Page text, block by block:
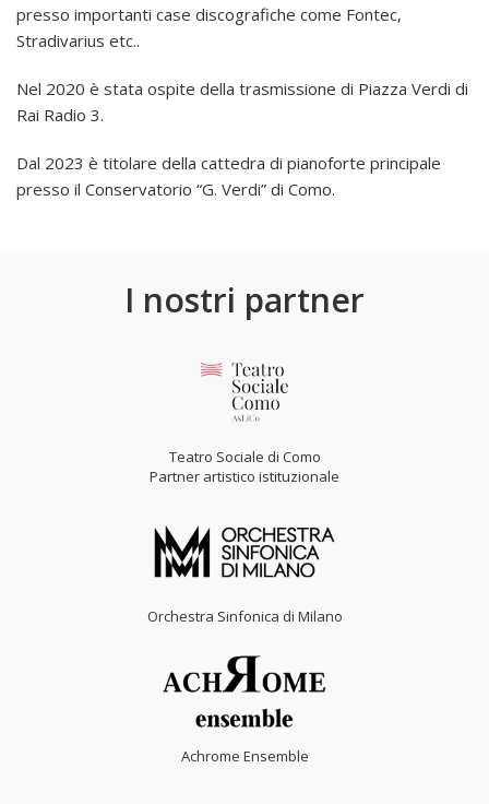
presso importanti case discografiche come Fontec,
Stradivarius etc..
Nel 2020 è stata ospite della trasmissione di Piazza Verdi di
Rai Radio 3.
Dal 2023 è titolare della cattedra di pianoforte principale
presso il Conservatorio “G. Verdi” di Como.
I nostri partner
Teatro Sociale di Como
Partner artistico istituzionale
Orchestra Sinfonica di Milano
Achrome Ensemble